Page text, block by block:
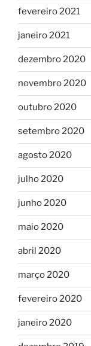
fevereiro 2021
janeiro 2021
dezembro 2020
novembro 2020
outubro 2020
setembro 2020
agosto 2020
julho 2020
junho 2020
maio 2020
abril 2020
março 2020
fevereiro 2020
janeiro 2020